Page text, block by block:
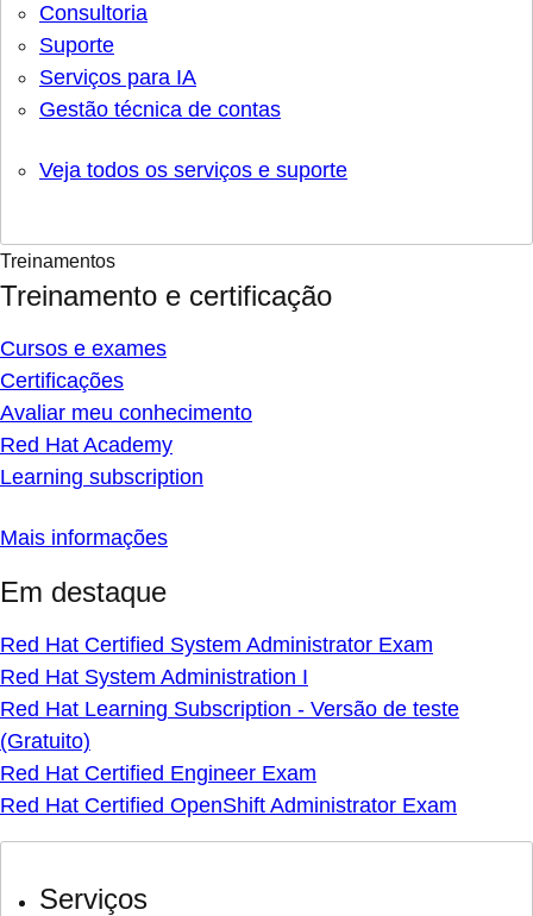
Consultoria
Suporte
Serviços para IA
Gestão técnica de contas
Veja todos os serviços e suporte
Treinamentos
Treinamento e certificação
Cursos e exames
Certificações
Avaliar meu conhecimento
Red Hat Academy
Learning subscription
Mais informações
Em destaque
Red Hat Certified System Administrator Exam
Red Hat System Administration I
Red Hat Learning Subscription - Versão de teste
(Gratuito)
Red Hat Certified Engineer Exam
Red Hat Certified OpenShift Administrator Exam
Serviços